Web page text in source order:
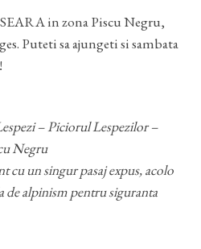
in zona Piscu Negru,
Puteti sa ajungeti si sambata
– Piciorul Lespezilor –
Negru
cu un singur pasaj expus, acolo
de alpinism pentrusiguranta